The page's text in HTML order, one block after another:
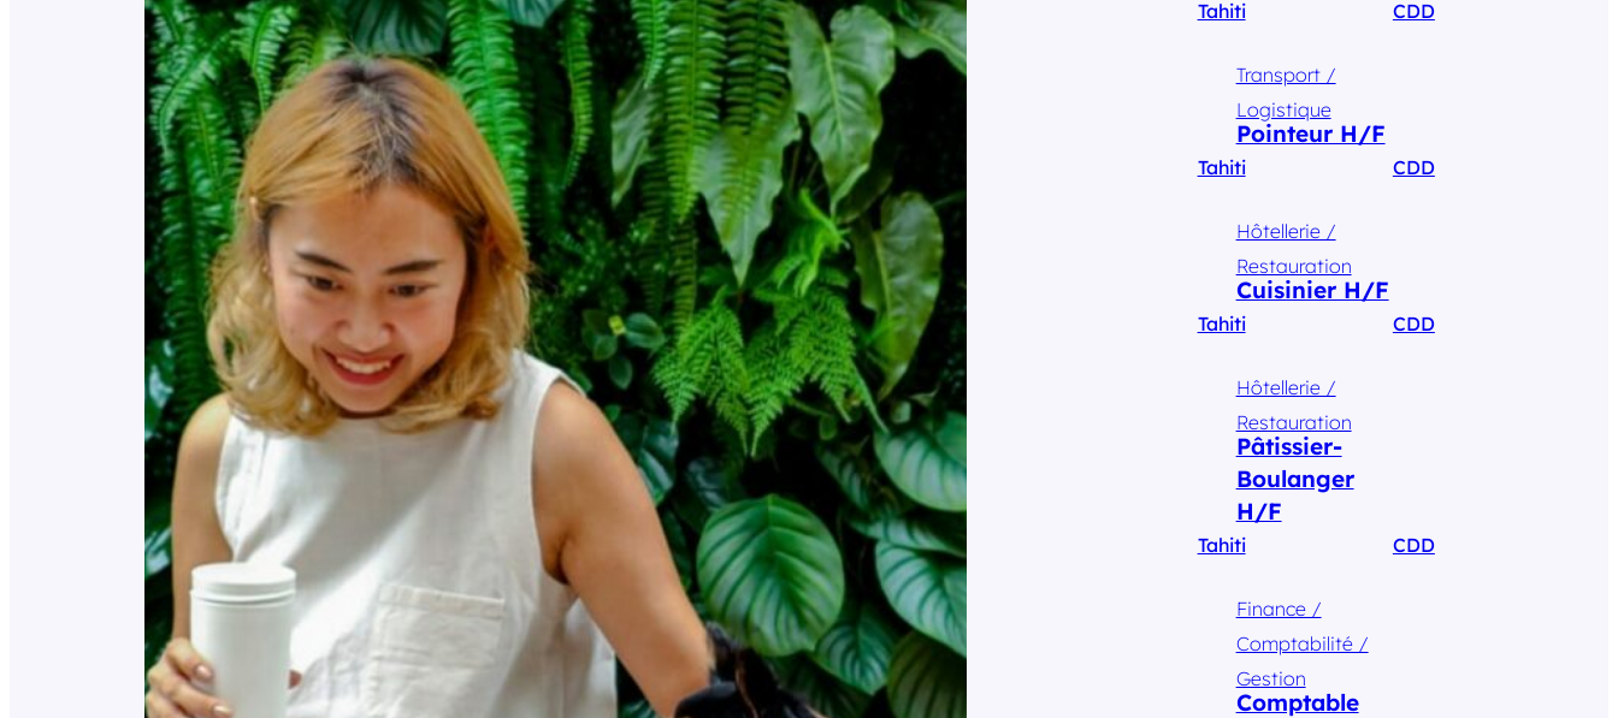
Tahiti CDD
Transport /
Logistique
Pointeur H/F
Tahiti CDD
Hôtellerie /
Restauration
Cuisinier H/F
Tahiti CDD
Hôtellerie /
Restauration
Pâtissier-
Boulanger
H/F
Tahiti CDD
Finance /
Comptabilité /
Gestion
Comptable